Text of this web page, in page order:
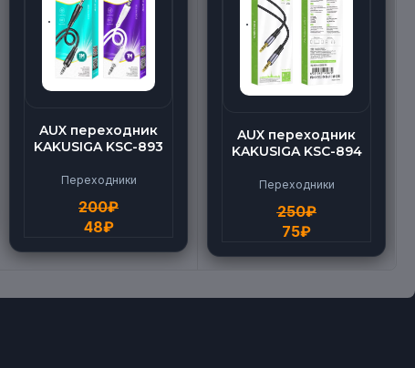
AUX переходник
KAKUSIGA KSC-893
Переходники
200₽
48₽
AUX переходник
KAKUSIGA KSC-894
Переходники
250₽
75₽